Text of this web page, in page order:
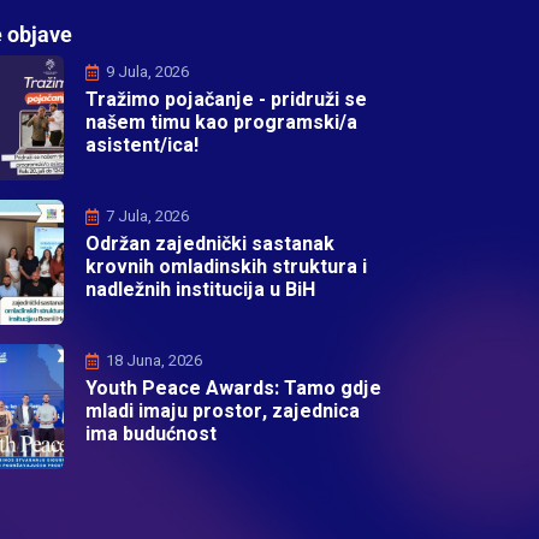
objave
9 Jula, 2026
Tražimo pojačanje - pridruži se
našem timu kao programski/a
asistent/ica!
7 Jula, 2026
Održan zajednički sastanak
krovnih omladinskih struktura i
nadležnih institucija u BiH
18 Juna, 2026
Youth Peace Awards: Tamo gdje
mladi imaju prostor, zajednica
ima budućnost